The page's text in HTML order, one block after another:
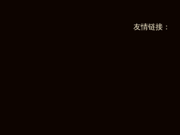
友情链接：